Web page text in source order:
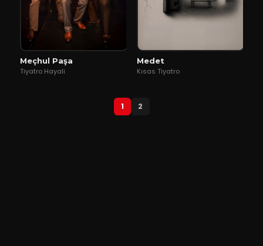
Meçhul Paşa
Tiyatro Hayali
Medet
Kısas Tiyatro
1 2